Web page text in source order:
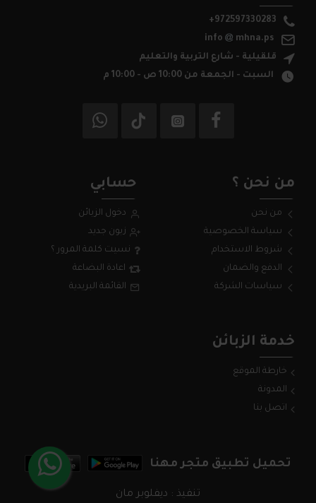
+972597330283
info
mhna.ps
قلقيلية - شارع التربية والتعليم
السبت - الجمعة من 10:00 ص - 10:00 م
من نحن ؟
من نحن
سياسة الخصوصية
شروط الاستخدام
الدفع والضمان
سياسات الشركة
حسابي
دخول الزبائن
زبون جديد
نسيت كلمة المرور ؟
اعادة البضاعة
القائمة البريدية
خدمة الزبائن
خارطة الموقع
المدونة
اتصل بنا
تحميل تطبيق متجر مهنا
تنفيذ : ديفلوبر مان